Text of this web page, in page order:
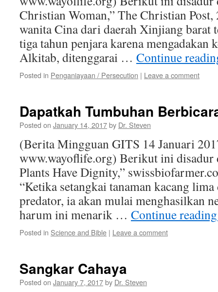
Christian Woman,” The Christian Post,
wanita Cina dari daerah Xinjiang barat
tiga tahun penjara karena mengadakan
Alkitab, ditenggarai … Continue
Posted in Penganiayaan / Persecution | Leave a comment
Dapatkah Tumbuhan
Posted on January 14, 2017by Dr. Steven
(Berita Mingguan GITS 14 Januari
www.wayoflife.org) Berikut ini disadur
Plants Have Dignity,”
“Ketika setangkai tanaman kacang
predator, ia akan mulai menghasilkan
harum ini menarik … Continue
Posted in Science and Bible | Leave a comment
Sangkar Cahaya
Posted on January 7, 2017by Dr. Steven